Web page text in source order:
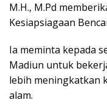
M.H., M.Pd
Kesiapsiagaan
Ia meminta kepada
Madiun untuk
lebih meningkatkan
alam.